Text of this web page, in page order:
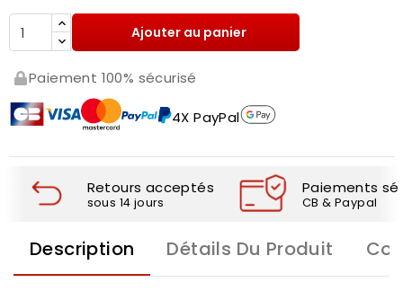
Ajouter au panier
Paiement 100% sécurisé
4X PayPal
Retours acceptés
sous 14 jours
Paiements
CB & Paypal
Description Détails Du Produit